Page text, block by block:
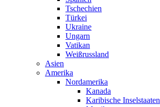
Tschechien
Türkei
Ukraine
Ungarn
Vatikan
Weißrussland
Asien
Amerika
Nordamerika
Kanada
Karibische Inselstaaten